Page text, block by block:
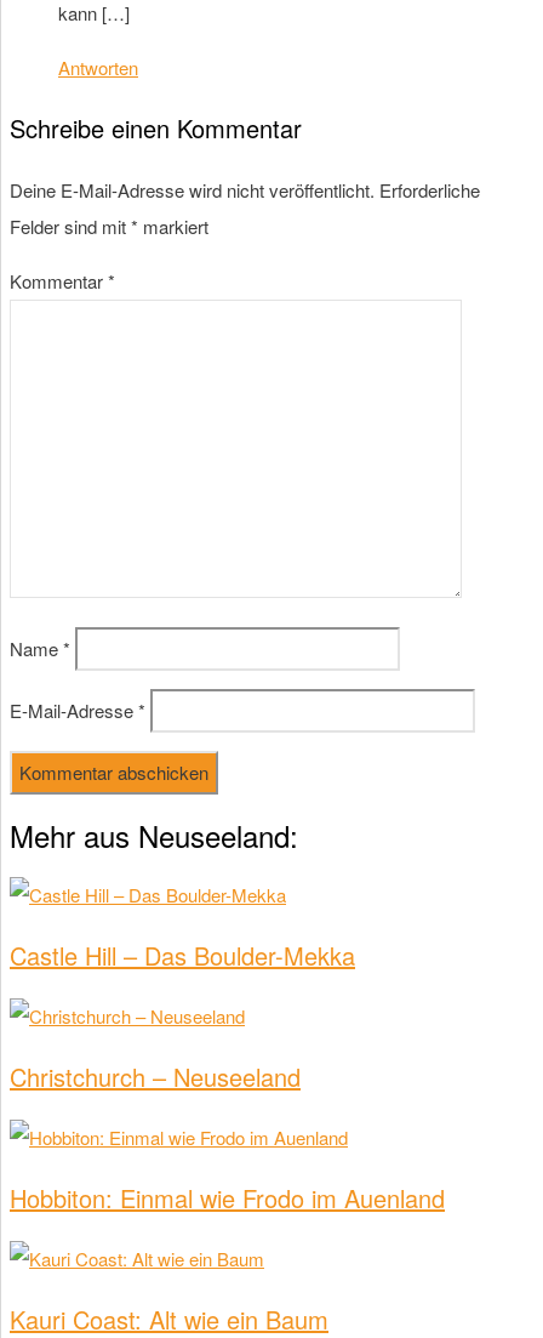
kann […]
Antworten
Schreibe einen Kommentar
Deine E-Mail-Adresse wird nicht veröffentlicht. Erforderliche
Felder sind mit* markiert
Kommentar*
Name*
E-Mail-Adresse*
Mehr aus Neuseeland:
Castle Hill – Das Boulder-Mekka
Christchurch – Neuseeland
Hobbiton: Einmal wie Frodo im Auenland
Kauri Coast: Alt wie ein Baum